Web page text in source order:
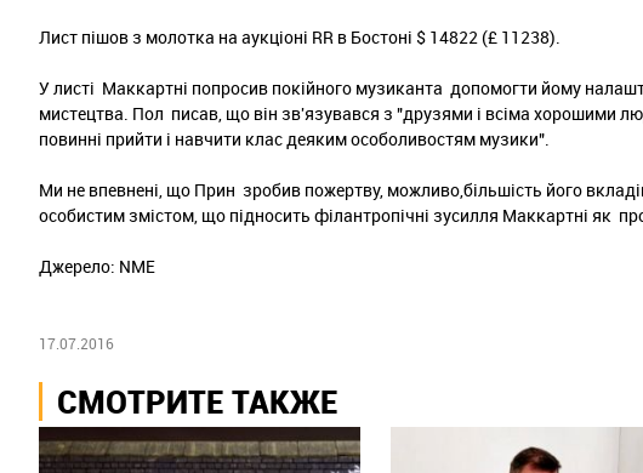
Лист пішов з молотка на аукціоні RR в Бостоні $ 14822 (£ 11238).
У листі Маккартні попросив покійного музиканта допомогти йому
мистецтва. Пол писав, що він зв'язувався з "друзями і всіма хорошими
повинні прийти і навчити клас деяким особоливостям музики".
Ми не впевнені, що Прин зробив пожертву, можливо,більшість його
особистим змістом, що підносить філантропічні зусилля Маккартні як
Джерело: NME
17.07.2016
СМОТРИТЕ ТАКЖЕ